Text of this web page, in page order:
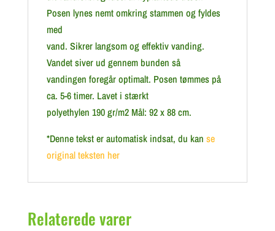
Posen lynes nemt omkring stammen og fyldes
med
vand. Sikrer langsom og effektiv vanding.
Vandet siver ud gennem bunden så
vandingen foregår optimalt. Posen tømmes på
ca. 5-6 timer. Lavet i stærkt
polyethylen 190 gr/m2 Mål: 92 x 88 cm.
*Denne tekst er automatisk indsat, du kan se
original teksten her
Relaterede varer